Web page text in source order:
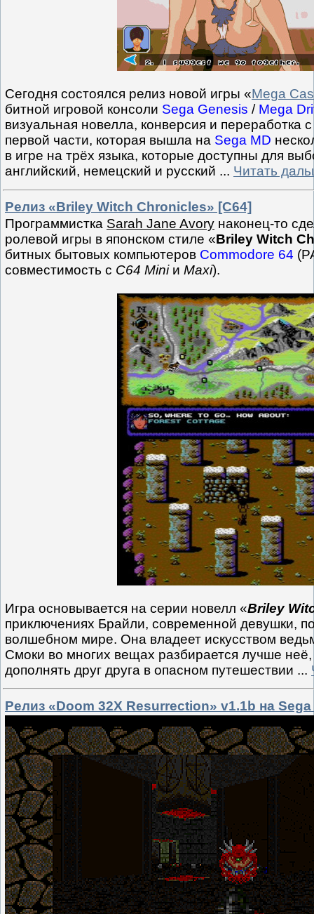
Сегодня состоялся релиз новой игры «Mega
битной игровой консоли Sega Genesis / Mega
визуальная новелла, конверсия и переработка
первой части, которая вышла на Sega MD
в игре на трёх языка, которые доступны для
английский, немецский и русский ... Читать
Релиз «Briley Witch Chronicles» [C64]
Программистка Sarah Jane Avory наконец-то
ролевой игры в японском стиле «Briley Witch
битных бытовых компьютеров Commodore 64
совместимость с C64 Miniи Maxi).
Игра основывается на серии новелл «Briley
приключениях Брайли, современной девушки,
волшебном мире. Она владеет искусством
Смоки во многих вещах разбирается лучше
дополнять друг друга в опасном путешествии ...
Релиз «Doom 32X Resurrection» v1.1b на Sega